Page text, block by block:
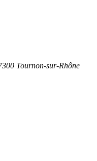
Tournon-sur-Rhône